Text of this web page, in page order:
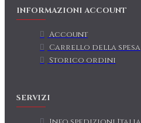
INFORMAZIONI ACCOUNT
Account
Carrello della spesa
Storico ordini
SERVIZI